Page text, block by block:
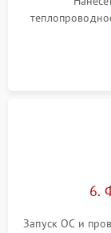
шлейфов,
6.
Запуск ОС и